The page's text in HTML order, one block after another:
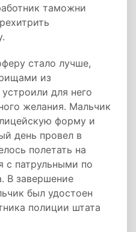
таможни
стало лучше,
из
для него
желания. Мальчик
форму и
день провел в
полетать на
с патрульными по
В завершение
был удостоен
полиции штата